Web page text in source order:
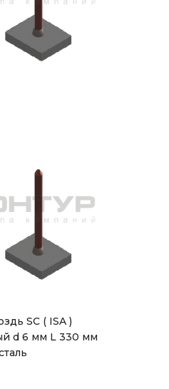
SC ( ISA )
d 6 мм L 330 мм